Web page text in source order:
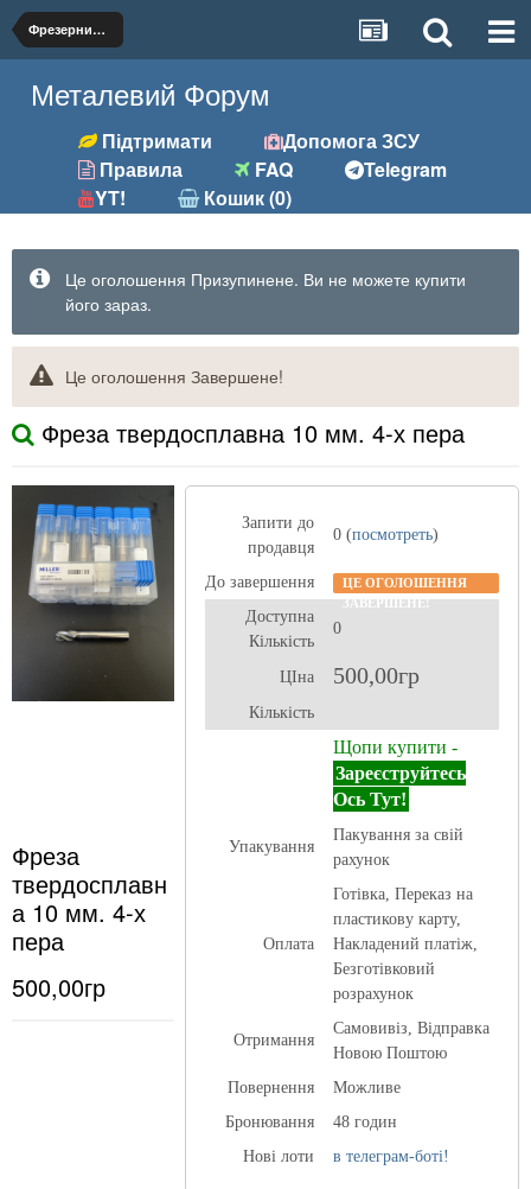
Фрезерний (фрези, розгортки та ін.)
Металевий Форум
Підтримати
Допомога ЗСУ
Правила
FAQ
Telegram
YT!
Кошик (0)
Це оголошення Призупинене. Ви не можете купити
його зараз.
Це оголошення Завершене!
Фреза твердосплавна 10 мм. 4-х пера
Фреза
твердосплавн
а 10 мм. 4-х
пера
500,00гр
Запити до
продавця
0 (посмотреть)
До завершення
ЦЕ ОГОЛОШЕННЯ
ЗАВЕРШЕНЕ!
Доступна
Кількість
0
ЦІна 500,00гр
Кількість
Щопи купити -
Зареєструйтесь
Ось Тут!
Упакування
Пакування за свій
рахунок
Оплата
Готівка, Переказ на
пластикову карту,
Накладений платіж,
Безготівковий
розрахунок
Отримання
Самовивіз, Відправка
Новою Поштою
Повернення
Можливе
Бронювання
48 годин
Нові лоти
в телеграм-боті!